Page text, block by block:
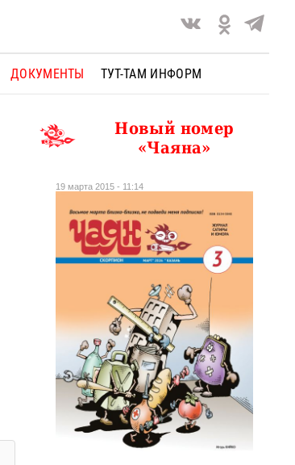
ДОКУМЕНТЫ ТУТ-ТАМ ИНФОРМ
Новый номер
«Чаяна»
19 марта 2015 - 11:14